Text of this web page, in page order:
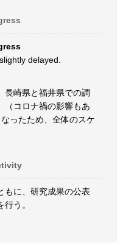
delayed.
長崎県と福井県での調
（コロナ禍の影響もあ
ったため、全体のスケ
もに、研究成果の公表
う。